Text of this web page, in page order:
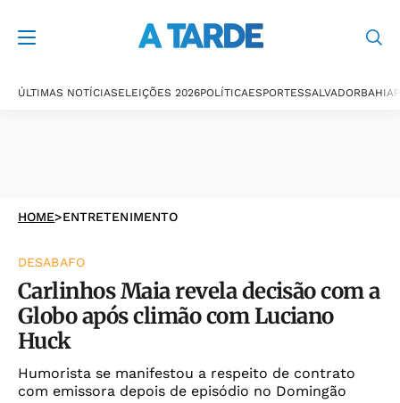
ÚLTIMAS NOTÍCIASELEIÇÕES 2026POLÍTICAESPORTESSALVADORBAHIA
HOME>ENTRETENIMENTO
DESABAFO
Carlinhos Maia revela decisão com a
Globo após climão com Luciano
Huck
Humorista se manifestou a respeito de contrato
com emissora depois de episódio no Domingão